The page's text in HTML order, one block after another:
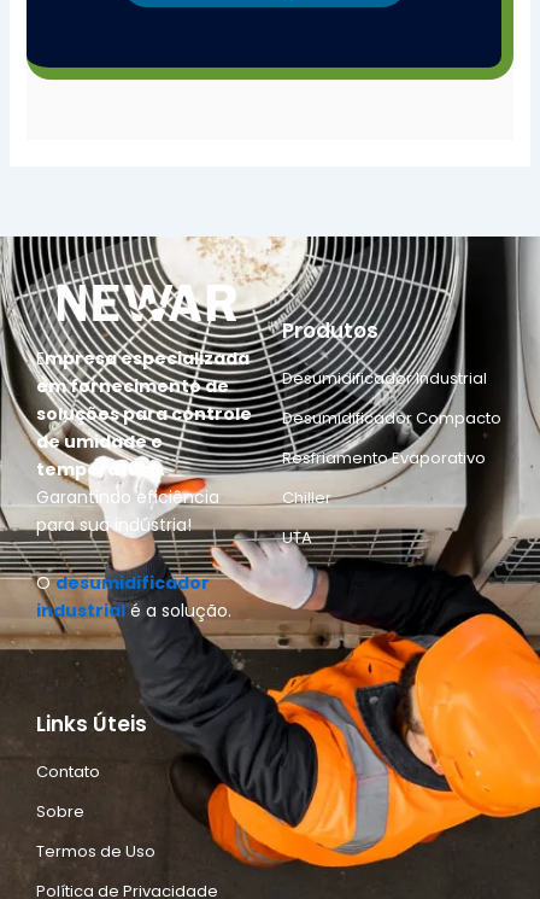
Empresa especializada
em fornecimento de
soluções para controle
de umidade e
temperatura.
Garantindo eficiência
para sua indústria!
Odesumidificador
industrialé a solução.
Produtos
Desumidificador Industrial
Desumidificador Compacto
Resfriamento Evaporativo
Chiller
UTA
Links Úteis
Contato
Sobre
Termos de Uso
Política de Privacidade